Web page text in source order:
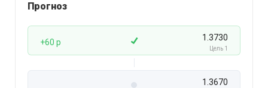
Прогноз
+60 p 1.3730
Цель 1
1.3670